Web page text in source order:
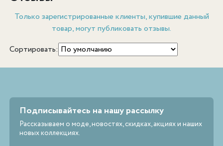
Только зарегистрированные клиенты, купившие данный
товар, могут публиковать отзывы.
Сортировать:
Подписывайтесь на нашу рассылку
Рассказываем о моде, новостях, скидках, акциях и наших
новых коллекциях.